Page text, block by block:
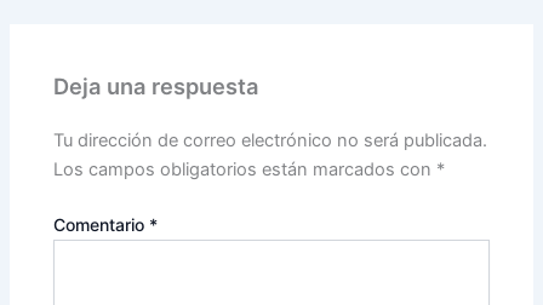
Deja una respuesta
Tu dirección de correo electrónico no será publicada.
Los campos obligatorios están marcados con *
Comentario *